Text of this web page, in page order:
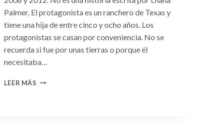
Palmer. El protagonista es un ranchero de Texas y
tiene una hija de entre cinco y ocho años. Los
protagonistas se casan por conveniencia. No se
recuerda si fue por unas tierras o porque él
necesitaba…
LEER MÁS CONSULTA